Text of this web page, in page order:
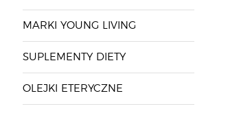
MARKI YOUNG LIVING
SUPLEMENTY DIETY
OLEJKI ETERYCZNE